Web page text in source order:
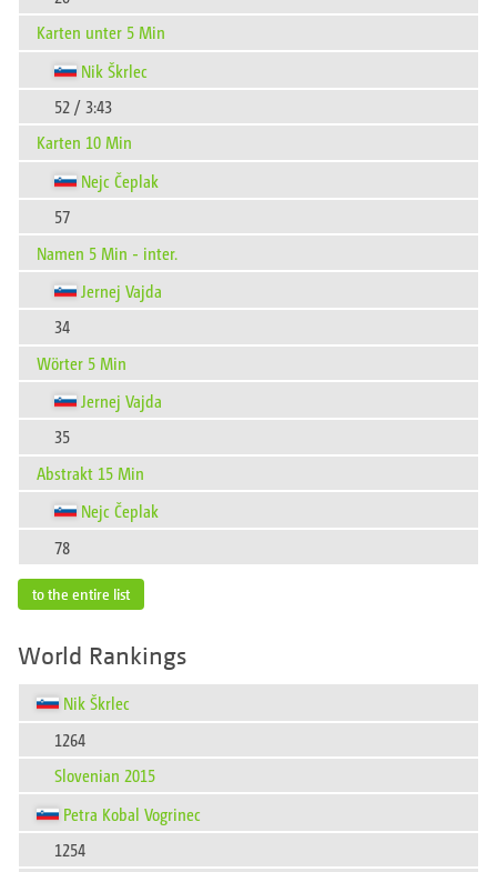
Karten unter 5 Min
Nik Škrlec
52 / 3:43
Karten 10 Min
Nejc Čeplak
57
Namen 5 Min - inter.
Jernej Vajda
34
Wörter 5 Min
Jernej Vajda
35
Abstrakt 15 Min
Nejc Čeplak
78
to the entire list
World Rankings
Nik Škrlec
1264
Slovenian 2015
Petra Kobal Vogrinec
1254